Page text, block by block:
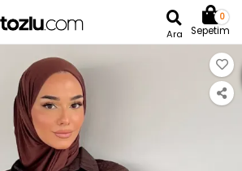
Ara
0
Sepetim